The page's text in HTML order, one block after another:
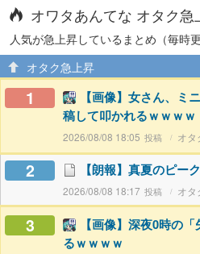
オワタあんてな オタク急
人気が急上昇しているまとめ（毎時更
オタク急上昇
1
【画像】女さん、ミ
稿して叩かれるｗｗｗｗ
2026/08/08 18:05 オタ
2 【朗報】真夏のピー
2026/08/08 18:17 オタ
3
【画像】深夜0時の
るｗｗｗｗ